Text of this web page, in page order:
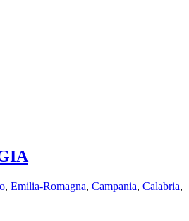
, Emilia-Romagna, Campania, Calabria,